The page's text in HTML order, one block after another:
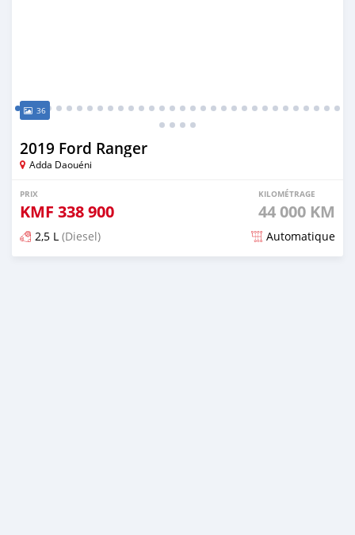
36
2019 Ford Ranger
Adda Daouéni
PRIX
KMF 338 900
KILOMÉTRAGE
44 000 KM
2,5 L (Diesel) Automatique